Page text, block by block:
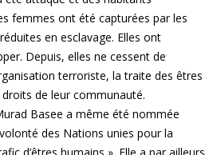
femmes ont été capturées par les
en esclavage. Elles ont
Depuis, elles ne cessent de
terroriste, la traite des êtres
de leur communauté.
Basee a même été nommée
des Nations unies pour la